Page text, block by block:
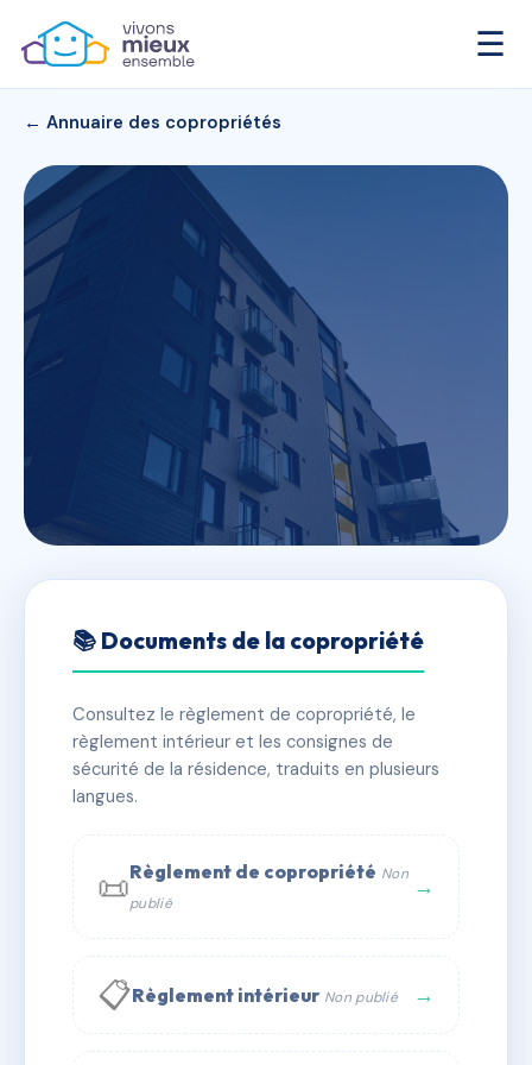
☰
← Annuaire des copropriétés
LE CLOS DES ROCHES
BLEUES
📍 461 rte de cassis 13830 Roquefort-la-Bédoule
✓ Immatriculée 🏠 117 lots 🏗 7 bâtiment(s)
📞 Contacter Syndic Digital 💬 WhatsApp
✉ Email
📚 Documents de la copropriété
Consultez le règlement de copropriété, le
règlement intérieur et les consignes de
sécurité de la résidence, traduits en plusieurs
langues.
📜Règlement de copropriété Non
publié
→
📋Règlement intérieur Non publié →